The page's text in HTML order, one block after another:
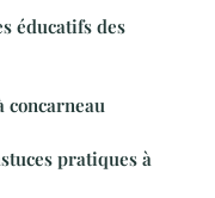
éducatifs des
concarneau
pratiques à